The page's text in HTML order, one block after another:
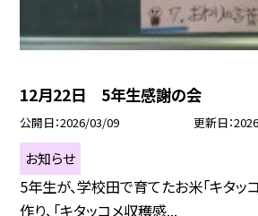
12月22日 5年生感謝の会
公開日 2026/03/09 更新日
お知らせ
5年生が、学校田で育てたお米「キタッ
作り、「キタッコメ収穫感...